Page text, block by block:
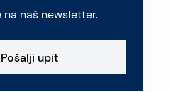
na naš newsletter.
Pošalji upit